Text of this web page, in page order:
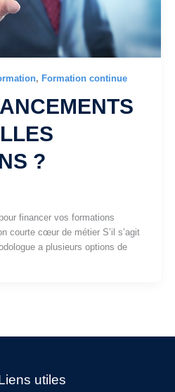
, Formation continue
?
financer vos formations
courte cœur de métier S’il s’agit
a plusieurs options de
utiles